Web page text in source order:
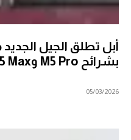
بشرائح M5 Pro وM5 Max
05/03/2026